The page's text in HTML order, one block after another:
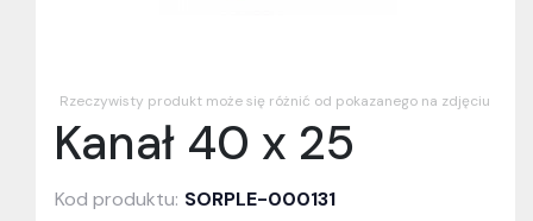
Rzeczywisty produkt może się różnić od pokazanego na zdjęciu
Kanał 40 x 25
Kod produktu: SORPLE-000131